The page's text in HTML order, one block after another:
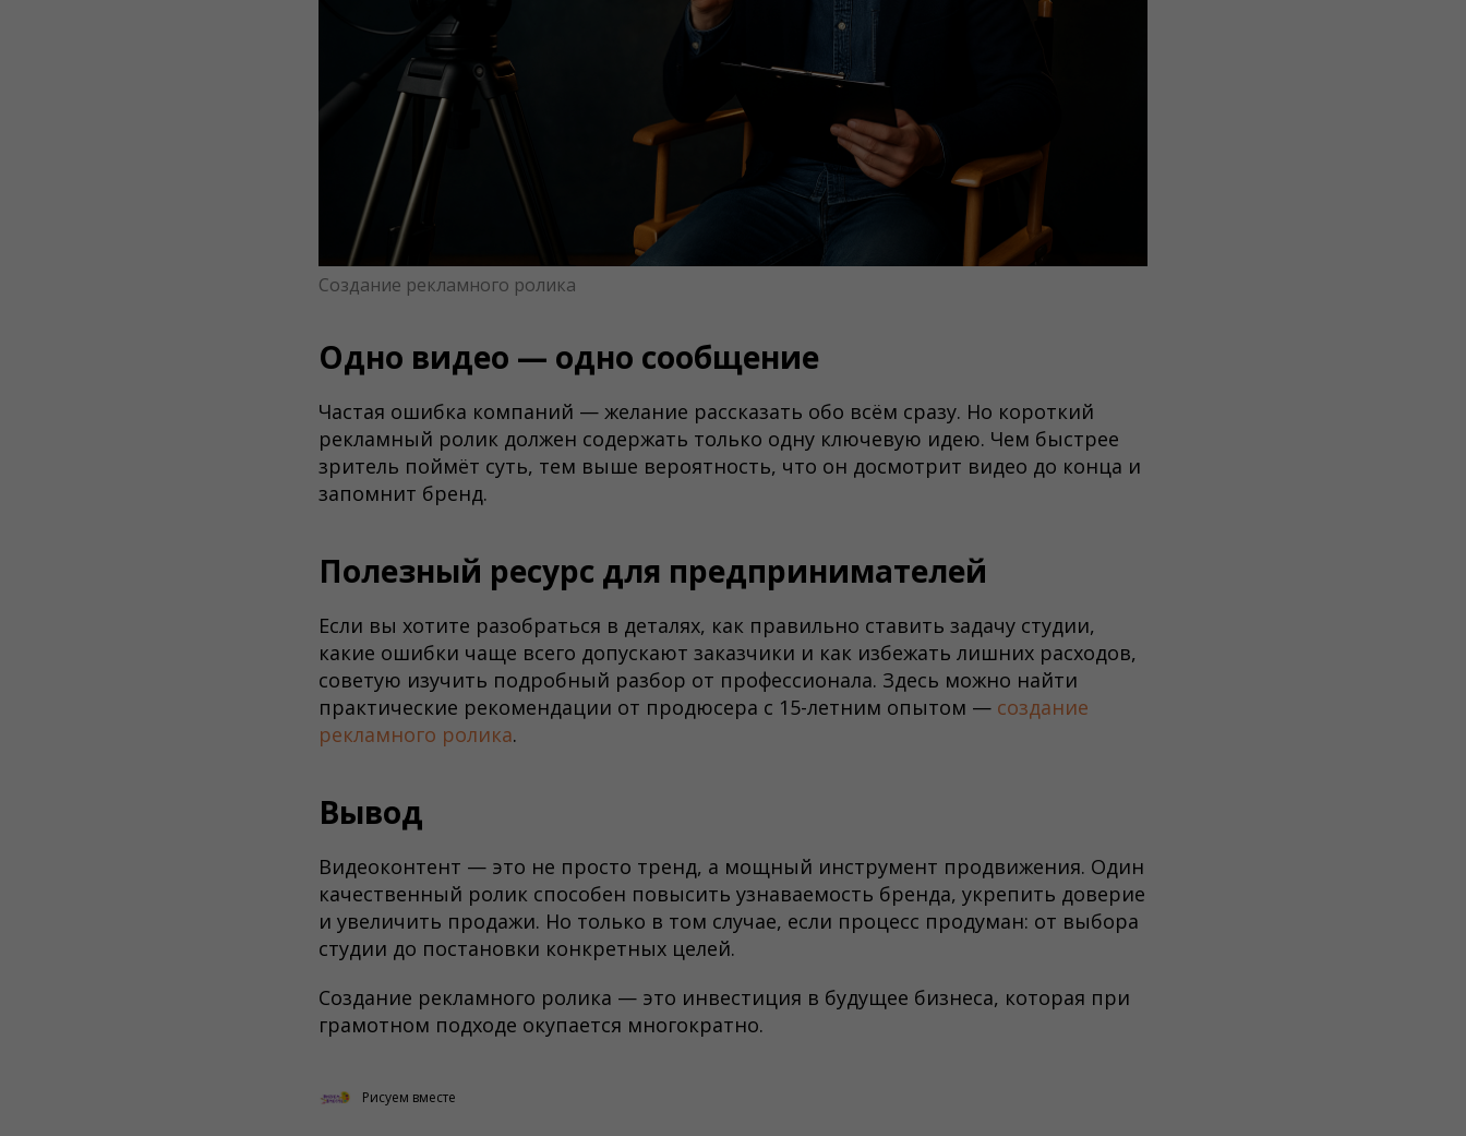
Создание рекламного ролика
Одно видео — одно сообщение
Частая ошибка компаний — желание рассказать обо всём сразу. Но короткий
рекламный ролик должен содержать только одну ключевую идею. Чем быстрее
зритель поймёт суть, тем выше вероятность, что он досмотрит видео до конца и
запомнит бренд.
Полезный ресурс для предпринимателей
Если вы хотите разобраться в деталях, как правильно ставить задачу студии,
какие ошибки чаще всего допускают заказчики и как избежать лишних расходов,
советую изучить подробный разбор от профессионала. Здесь можно найти
практические рекомендации от продюсера с 15-летним опытом — создание
рекламного ролика.
Вывод
Видеоконтент — это не просто тренд, а мощный инструмент продвижения. Один
качественный ролик способен повысить узнаваемость бренда, укрепить доверие
и увеличить продажи. Но только в том случае, если процесс продуман: от выбора
студии до постановки конкретных целей.
Создание рекламного ролика — это инвестиция в будущее бизнеса, которая при
грамотном подходе окупается многократно.
Рисуем вместе